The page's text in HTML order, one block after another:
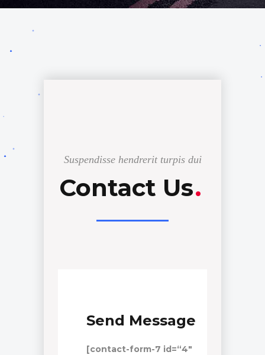
Suspendisse hendrerit turpis dui
Contact Us
.
Send Message
[contact-form-7 id=“4″